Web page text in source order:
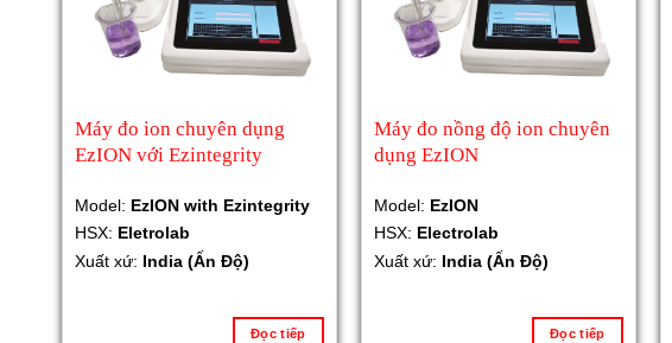
Máy đo ion chuyên dụng
EzION với Ezintegrity
Model: EzION with Ezintegrity
HSX: Eletrolab
Xuất xứ: India (Ấn Độ)
Đọc tiếp
Máy đo nồng độ ion chuyên
dụng EzION
Model: EzION
HSX: Electrolab
Xuất xứ: India (Ấn Độ)
Đọc tiếp